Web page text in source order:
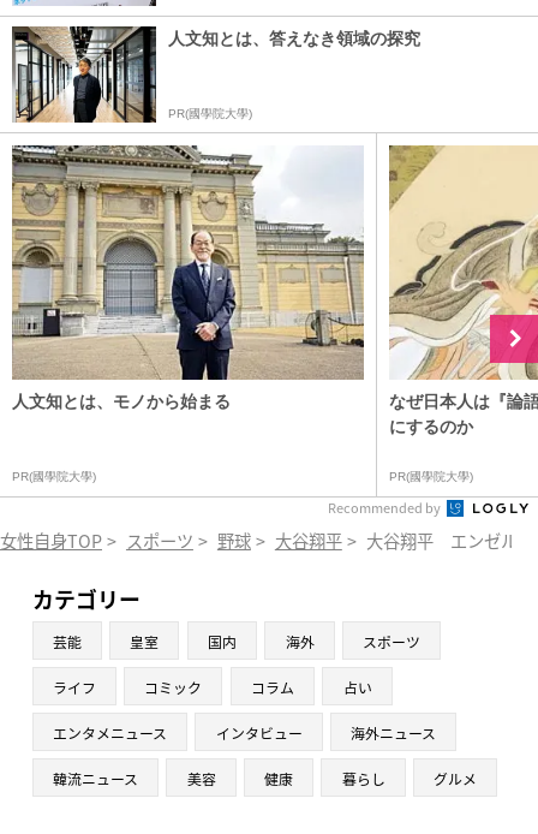
人文知とは、答えなき領域の探究
PR(國學院大學)
人文知とは、モノから始まる
PR(國學院大學)
なぜ日本人は『論
にするのか
PR(國學院大學)
Recommended by
女性自身TOP > スポーツ > 野球 > 大谷翔平 > 大谷翔平 エンゼルス
カテゴリー
芸能 皇室 国内 海外 スポーツ
ライフ コミック コラム 占い
エンタメニュース インタビュー 海外ニュース
韓流ニュース 美容 健康 暮らし グルメ